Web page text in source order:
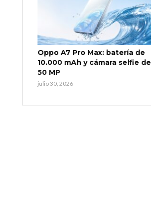
Oppo A7 Pro Max: batería de
10.000 mAh y cámara selfie de
50 MP
julio 30, 2026